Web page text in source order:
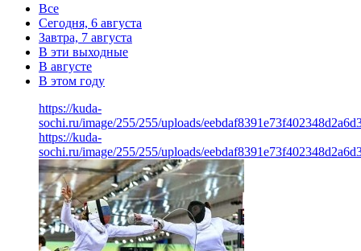
Все
Сегодня, 6 августа
Завтра, 7 августа
В эти выходные
В августе
В этом году
https://kuda-
sochi.ru/image/255/255/uploads/
https://kuda-
sochi.ru/image/255/255/uploads/